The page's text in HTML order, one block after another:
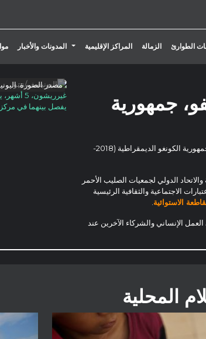
الطوارئ الزمالة المراكز الإقليمية
تبديل القائمة المنسدلة
المدونات والأخبار
جمهورية
تجمع هذه الصفحة الإحاطات ذات الصلة بتفشي فيروس إيبولا مؤخرًا في شمال كيفو، جمهورية الكونغو الديمقراطية (2018-
الدولي لجمعيات الصليب الأحمر
الاجتماعية والثقافية الرئيسية
الاستوائية
الإنساني والشركاء الآخرين عند
مصدر الصورة:
يفصل بينهما في مركز
المحلية